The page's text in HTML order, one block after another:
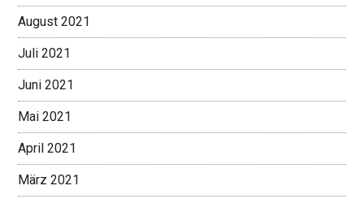
August 2021
Juli 2021
Juni 2021
Mai 2021
April 2021
März 2021